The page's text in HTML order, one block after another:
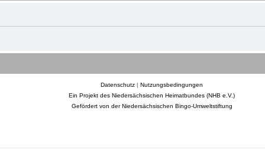
Datenschutz | Nutzungsbedingungen
Ein Projekt des Niedersächsischen Heimatbundes (NHB e.V.)
Gefördert von der Niedersächsischen Bingo-Umweltstiftung